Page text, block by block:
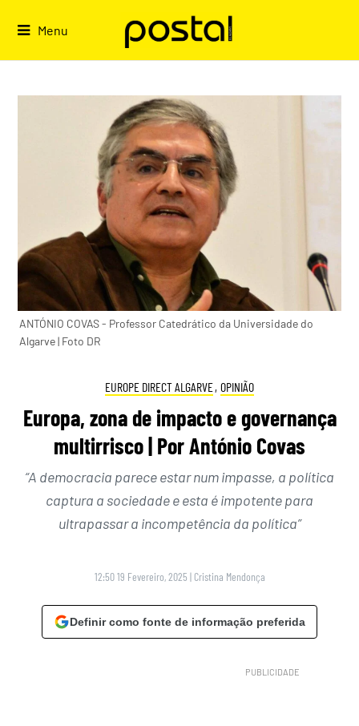
Menu
ANTÓNIO COVAS - Professor Catedrático da Universidade do
Algarve | Foto DR
EUROPE DIRECT ALGARVE, OPINIÃO
Europa, zona de impacto e governança
multirrisco | Por António Covas
“A democracia parece estar num impasse, a política
captura a sociedade e esta é impotente para
ultrapassar a incompetência da política”
12:50 19 Fevereiro, 2025 | Cristina Mendonça
Definir como fonte de informação preferida